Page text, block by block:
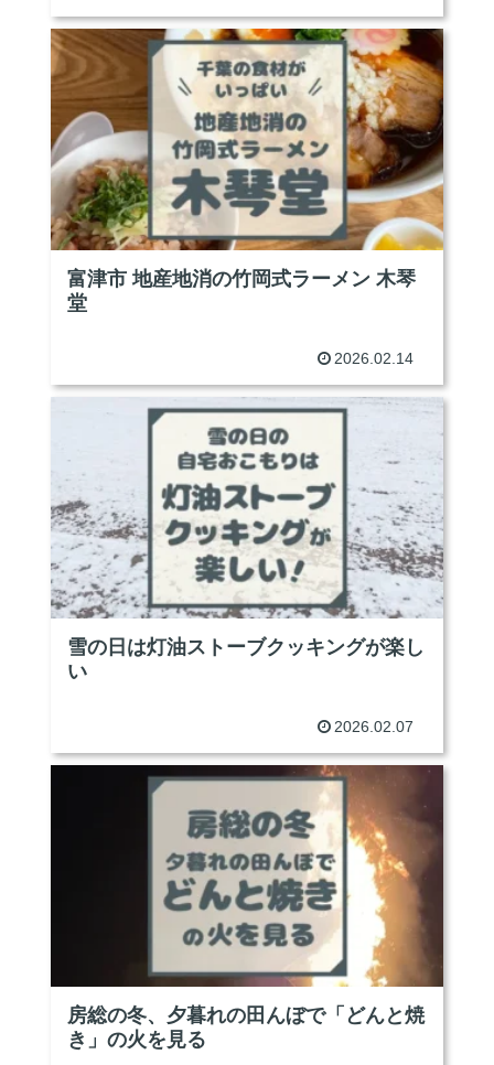
富津市 地産地消の竹岡式ラーメン 木琴
堂
2026.02.14
雪の日は灯油ストーブクッキングが楽し
い
2026.02.07
房総の冬、夕暮れの田んぼで「どんと焼
き」の火を見る